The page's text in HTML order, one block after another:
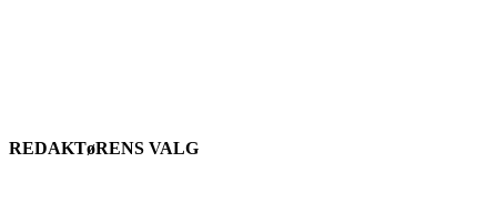
REDAKTøRENS VALG